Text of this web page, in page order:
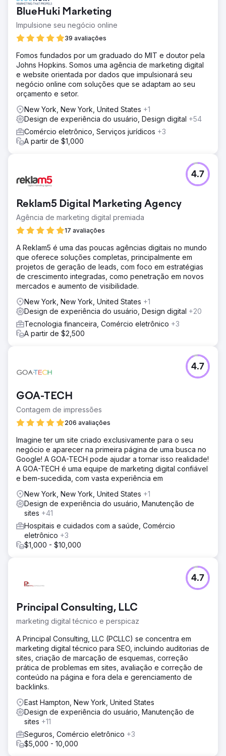
Resultado
A receita do nosso cliente disparou 900% em 3 anos com
nossa estratégia digital. SEO, SEM, marketing por e-mail e
reformulação do site impulsionaram 5.100% de
crescimento orgânico, 920% pago e 583% de
crescimento geral do tráfego. As conversões aumentaram
40% e o ROI do SEM foi de 300%. Custos reduzidos,
vendas mais altas e lucratividade melhorada posicionaram
nosso cliente como um líder do setor.
Ir para a página da agência
BlueHuki Marketing
Impulsione seu negócio online
39 avaliações
Fomos fundados por um graduado do MIT e doutor pela
Johns Hopkins. Somos uma agência de marketing digital
e website orientada por dados que impulsionará seu
negócio online com soluções que se adaptam ao seu
orçamento e setor.
New York, New York, United States +1
Design de experiência do usuário, Design digital +54
Comércio eletrônico, Serviços jurídicos +3
A partir de $1,000
Reklam5 Digital Marketing Agency
Agência de marketing digital premiada
17 avaliações
4.7
A Reklam5 é uma das poucas agências digitais no mundo
que oferece soluções completas, principalmente em
projetos de geração de leads, com foco em estratégias
de crescimento integradas, como penetração em novos
mercados e aumento de visibilidade.
New York, New York, United States +1
Design de experiência do usuário, Design digital +20
Tecnologia financeira, Comércio eletrônico +3
A partir de $2,500
GOA-TECH
Contagem de impressões
206 avaliações
4.7
Imagine ter um site criado exclusivamente para o seu
negócio e aparecer na primeira página de uma busca no
Google! A GOA-TECH pode ajudar a tornar isso realidade!
A GOA-TECH é uma equipe de marketing digital confiável
e bem-sucedida, com vasta experiência em
New York, New York, United States +1
Design de experiência do usuário, Manutenção de
sites +41
Hospitais e cuidados com a saúde, Comércio
eletrônico +3
$1,000 - $10,000
Principal Consulting, LLC
marketing digital técnico e perspicaz
4.7
A Principal Consulting, LLC (PCLLC) se concentra em
marketing digital técnico para SEO, incluindo auditorias de
sites, criação de marcação de esquemas, correção
prática de problemas em sites, avaliação e correção de
conteúdo na página e fora dela e gerenciamento de
backlinks.
East Hampton, New York, United States
Design de experiência do usuário, Manutenção de
sites +11
Seguros, Comércio eletrônico +3
$5,000 - 10,000